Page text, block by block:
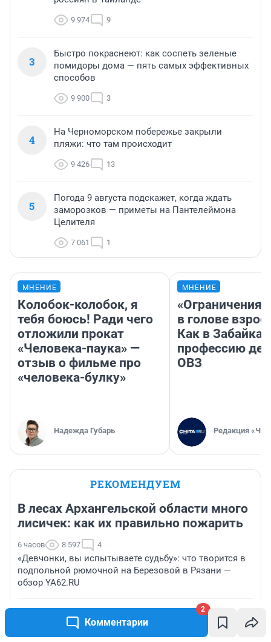
Комментарии
2
9 974 9
3
Быстро покраснеют: как соспеть зеленые
помидоры дома — пять самых эффективных
способов
9 900 3
4
На Черноморском побережье закрыли
пляжи: что там происходит
9 426 13
5
Погода 9 августа подскажет, когда ждать
заморозков — приметы на Пантелеймона
Целителя
7 061 1
МНЕНИЕ
Колобок-колобок, я
тебя боюсь! Ради чего
отложили прокат
«Человека-паука» —
отзыв о фильме про
«человека-булку»
Надежда Губарь
МНЕНИЕ
«Ограничения
в голове
Как в
профессию
ОВЗ
Редакция
РЕКОМЕНДУЕМ
В лесах Архангельской области много
лисичек: как их правильно пожарить
6 часов 8 597 4
«Девчонки, вы испытываете судьбу»: что творится в
подпольной рюмочной на Березовой в Рязани —
обзор YA62.RU
«Протянуть руку помощи»: незрячий парфюмер
создал «уютный» аромат для тех, кому страшно, — он
уже увековечил в духах Новосибирск